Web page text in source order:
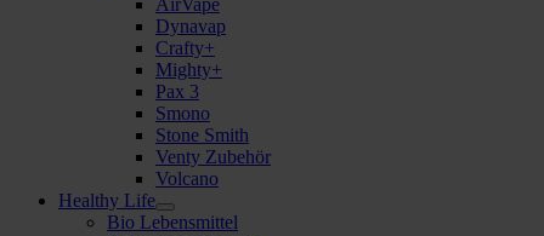
AirVape
Dynavap
Crafty+
Mighty+
Pax 3
Smono
Stone Smith
Venty Zubehör
Volcano
Healthy Life
Bio Lebensmittel